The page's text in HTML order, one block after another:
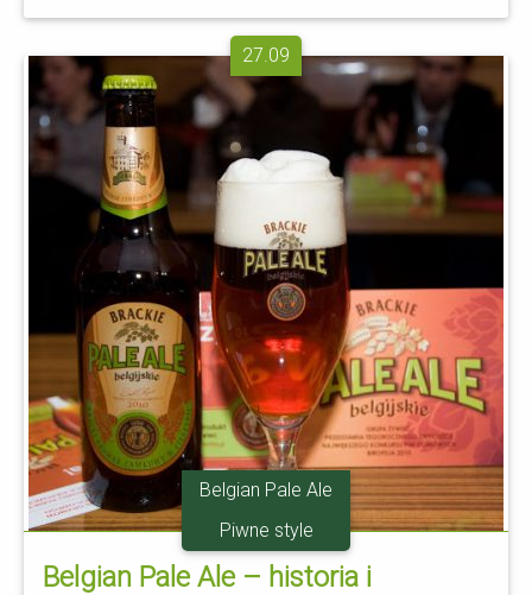
27.09
Belgian Pale Ale
Piwne style
Belgian Pale Ale – historia i